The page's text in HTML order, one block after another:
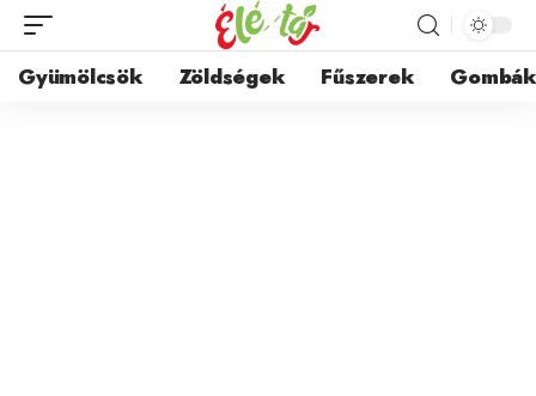
Gyümölcsök Zöldségek Fűszerek Gombák